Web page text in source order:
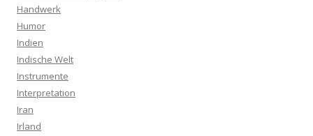
Handwerk
Humor
Indien
Indische Welt
Instrumente
Interpretation
Iran
Irland